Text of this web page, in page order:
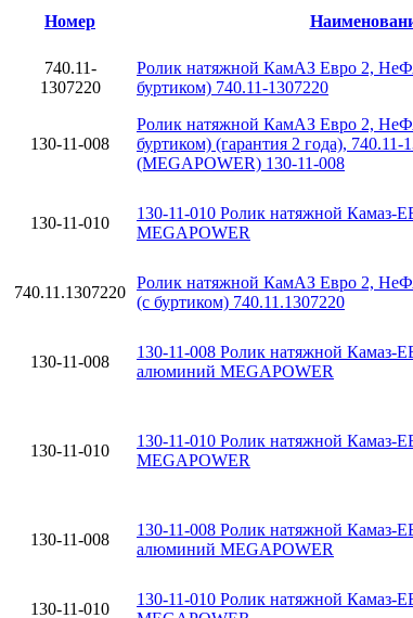
Номер
740.11-
1307220
Ролик натяжной КамАЗ Евро 2,
буртиком) 740.11-1307220
130-11-008
Ролик натяжной КамАЗ Евро 2,
буртиком) (гарантия 2 года), 740.11-
(MEGAPOWER) 130-11-008
130-11-010
130-11-010 Ролик натяжной Камаз-
MEGAPOWER
740.11.1307220
Ролик натяжной КамАЗ Евро 2,
(с буртиком) 740.11.1307220
130-11-008
130-11-008 Ролик натяжной Камаз-
алюминий MEGAPOWER
130-11-010
130-11-010 Ролик натяжной Камаз-
MEGAPOWER
130-11-008
130-11-008 Ролик натяжной Камаз-
алюминий MEGAPOWER
130-11-010
130-11-010 Ролик натяжной Камаз-